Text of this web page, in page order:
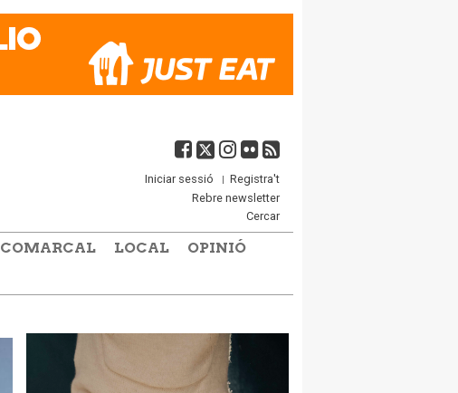
Iniciar sessió
Registra't
Rebre newsletter
Cercar
COMARCAL LOCAL
OPINIÓ